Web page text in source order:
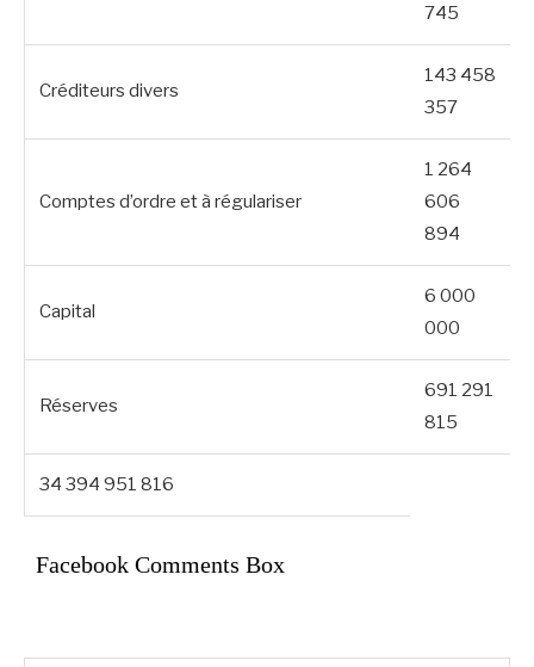
745
Créditeurs divers
143 458
357
Comptes d’ordre et à régulariser
1 264
606
894
Capital
6 000
000
Réserves
691 291
815
34 394 951 816
Facebook Comments Box